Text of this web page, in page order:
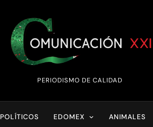
PERIODISMO DE CALIDAD
EDOMEX ANIMALES